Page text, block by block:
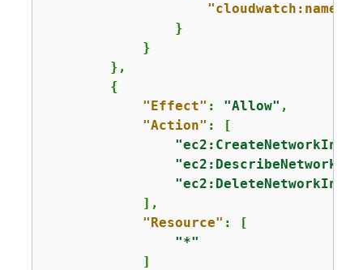
                }
            }
        },
{
"Effect" : "Allow" ,
"Action" : [
            ],
"Resource" : [
"*"
            ]